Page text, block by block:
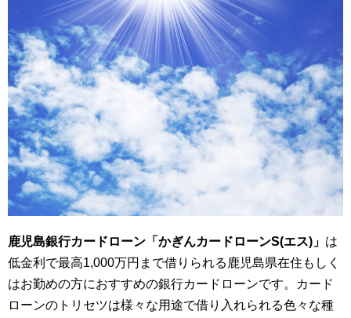
鹿児島銀行カードローン「かぎんカードローンS(エス)」 は
低金利で最高1,000万円まで借りられる鹿児島県在住もしく
はお勤めの方におすすめの銀行カードローンです。カード
ローンのトリセツは様々な用途で借り入れられる色々な種